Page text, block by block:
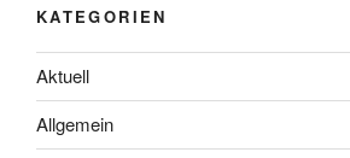
KATEGORIEN
Aktuell
Allgemein